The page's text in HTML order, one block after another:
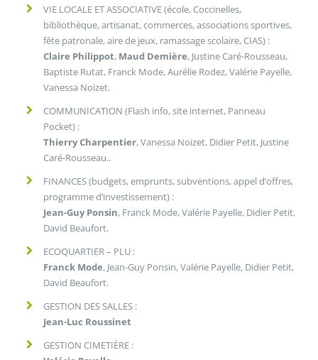
VIE LOCALE ET ASSOCIATIVE (école, Coccinelles,
bibliothèque, artisanat, commerces, associations sportives,
fête patronale, aire de jeux, ramassage scolaire, CIAS) :
Claire Philippot, Maud Demière, Justine Caré-Rousseau,
Baptiste Rutat, Franck Mode, Aurélie Rodez, Valérie Payelle,
Vanessa Noizet.
COMMUNICATION (Flash info, site internet, Panneau
Pocket) :
ThierryCharpentier, Vanessa Noizet, Didier Petit, Justine
Caré-Rousseau..
FINANCES (budgets, emprunts, subventions, appel d’offres,
programme d’investissement) :
Jean-Guy Ponsin, Franck Mode, Valérie Payelle, Didier Petit,
David Beaufort.
ECOQUARTIER – PLU :
Franck Mode, Jean-Guy Ponsin, Valérie Payelle, Didier Petit,
David Beaufort.
GESTION DES SALLES :
Jean-Luc Roussinet
GESTION CIMETIÈRE :